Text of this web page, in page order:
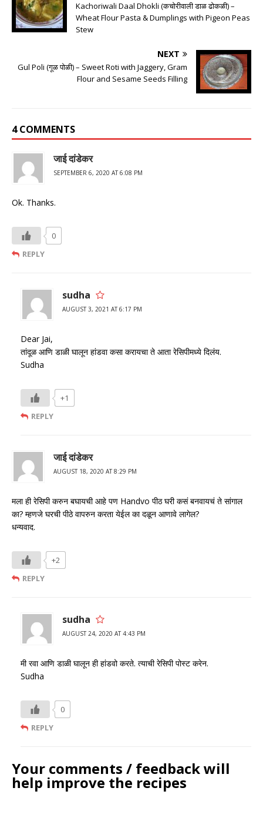
Kachoriwali Daal Dhokli (कचोरीवाली डाळ ढोकळी) –
Wheat Flour Pasta & Dumplings with Pigeon Peas
Stew
NEXT
Gul Poli (गूळ पोळी) – Sweet Roti with Jaggery, Gram
Flour and Sesame Seeds Filling
4 COMMENTS
जाई दांडेकर
SEPTEMBER 6, 2020 AT 6:08 PM
Ok. Thanks.
0
REPLY
sudha
AUGUST 3, 2021 AT 6:17 PM
Dear Jai,
तांदूळ आणि डाळी घालून हांडवा कसा करायचा ते आता रेसिपीमध्ये दिलंय.
Sudha
+1
REPLY
जाई दांडेकर
AUGUST 18, 2020 AT 8:29 PM
मला ही रेसिपी करुन बघायची आहे पण Handvo पीठ घरी कसं बनवायचं ते सांगाल
का? म्हणजे घरची पीठे वापरुन करता येईल का दळून आणावे लागेल?
धन्यवाद.
+2
REPLY
sudha
AUGUST 24, 2020 AT 4:43 PM
मी रवा आणि डाळी घालून ही हांडवो करते. त्याची रेसिपी पोस्ट करेन.
Sudha
0
REPLY
Your comments / feedback will
help improve the recipes